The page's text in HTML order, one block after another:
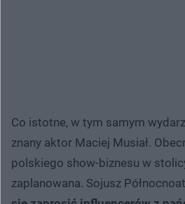
Co istotne, w tym samym
znany aktor Maciej Musiał.
polskiego show-biznesu w
zaplanowana. Sojusz